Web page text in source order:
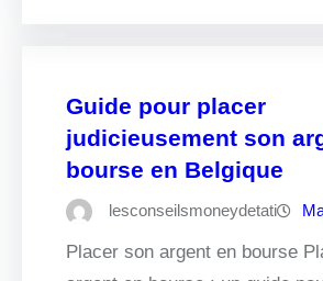
Guide pour placer
judicieusement son
bourse en Belgique
lesconseilsmoneydetati
Placer son argent en bourse